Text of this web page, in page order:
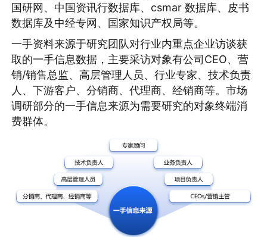
国研网、中国资讯行数据库、csmar 数据库、皮书
数据库及中经专网、国家知识产权局等。
一手资料来源于研究团队对行业内重点企业访谈获
取的一手信息数据，主要采访对象有公司CEO、营
销/销售总监、高层管理人员、行业专家、技术负责
人、下游客户、分销商、代理商、经销商等。市场
调研部分的一手信息来源为需要研究的对象终端消
费群体。